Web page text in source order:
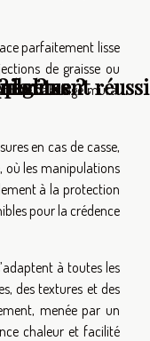
parfaitement lisse
de graisse ou
habillage mural
en cas de casse,
où les manipulations
à la protection
pour la crédence
à toutes les
des textures et des
menée par un
chaleur et facilité
?
luxe ? réussi